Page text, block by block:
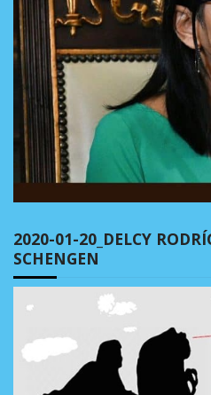
2020-01-20_DELCY
SCHENGEN